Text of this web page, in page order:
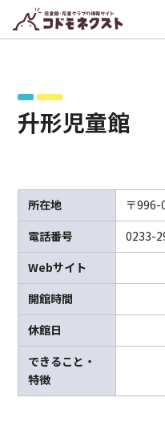
升形児童館
所在地
〒996-
電話番号
0233-
Webサイト
開館時間
休館日
できること・
特徴